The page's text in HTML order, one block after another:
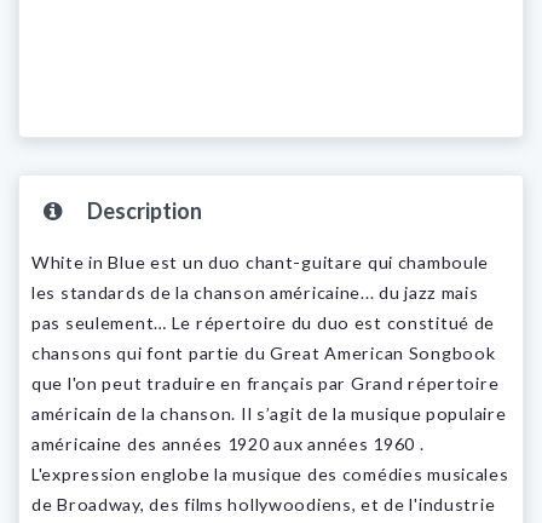
Description
White in Blue est un duo chant-guitare qui chamboule
les standards de la chanson américaine... du jazz mais
pas seulement… Le répertoire du duo est constitué de
chansons qui font partie du Great American Songbook
que l'on peut traduire en français par Grand répertoire
américain de la chanson. Il s’agit de la musique populaire
américaine des années 1920 aux années 1960 .
L'expression englobe la musique des comédies musicales
de Broadway, des films hollywoodiens, et de l'industrie